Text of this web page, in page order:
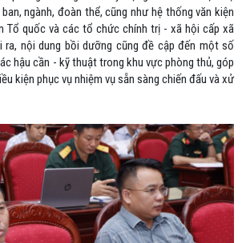
ngành, đoàn thể, cũng như hệ thống văn kiện
Tổ quốc và các tổ chức chính trị - xã hội cấp xã
ra, nội dung bồi dưỡng cũng đề cập đến một số
hậu cần - kỹ thuật trong khu vực phòng thủ, góp
kiện phục vụ nhiệm vụ sẵn sàng chiến đấu và xử